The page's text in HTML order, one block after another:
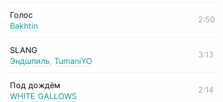
Голос
Bakhtin
2:50
SLANG
Эндшпиль, TumaniYO
3:13
Под дождём
WHITE GALLOWS
2:14